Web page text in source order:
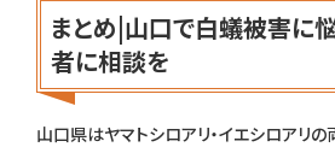
まとめ|山口で白蟻被害に
者に相談を
山口県はヤマトシロアリ・イエシロアリ